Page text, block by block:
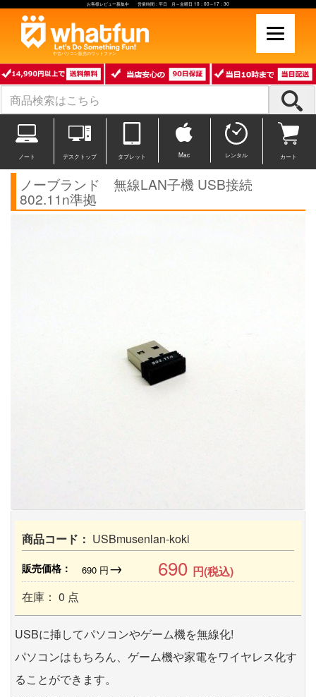
お客様レビュー募集中 営業時間：平日 月～金曜日 10：00～17：30
中古パソコン販売のワットファン
ノート デスクトップ タブレット Mac レンタル カート
ノーブランド 無線LAN子機 USB接続
802.11n準拠
商品コード： USBmusenlan-koki
販売価格： 690円→ 690 円(税込)
在庫： 0 点
USBに挿してパソコンやゲーム機を無線化!
パソコンはもちろん、ゲーム機や家電をワイヤレス化す
ることができます。